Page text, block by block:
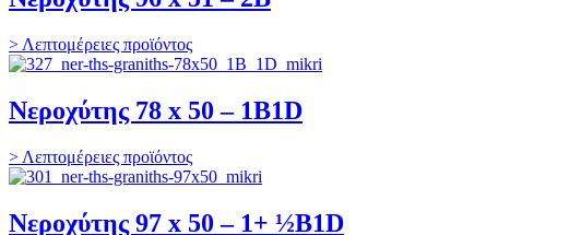
> Λεπτομέρειες προϊόντος
Νεροχύτης 78 x 50 – 1B1D
> Λεπτομέρειες προϊόντος
Νεροχύτης 97 x 50 – 1+ ½B1D